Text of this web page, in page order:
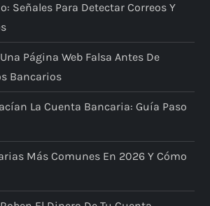
Señales Para Detectar Correos Y
Página Web Falsa Antes De
Bancarios
La Cuenta Bancaria: Guía Paso
Más Comunes En 2026 Y Cómo